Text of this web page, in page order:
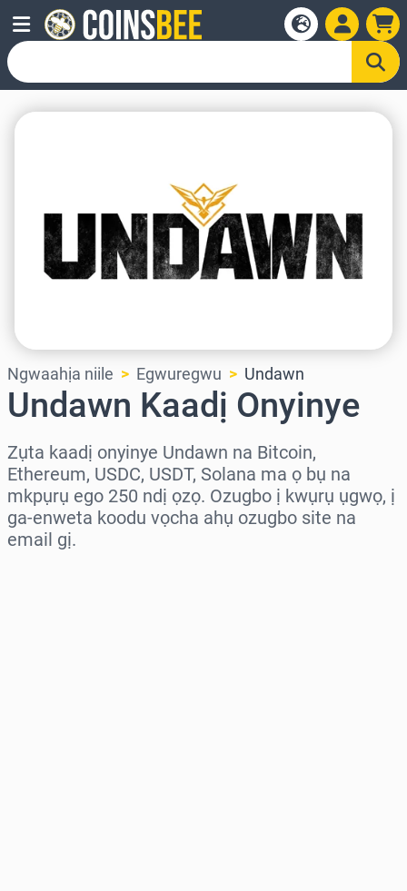
Ngwaahịa niile Egwuregwu Undawn
Undawn Kaadị Onyinye
Zụta kaadị onyinye Undawn na Bitcoin,
Ethereum, USDC, USDT, Solana ma ọ bụ na
mkpụrụ ego 250 ndị ọzọ. Ozugbo ị kwụrụ ụgwọ, ị
ga-enweta koodu vọcha ahụ ozugbo site na
email gị.